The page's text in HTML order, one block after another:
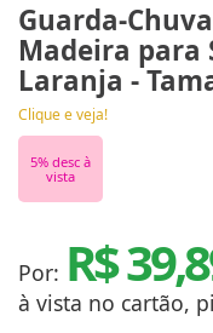
Guarda-
Madeira para
Laranja -
Clique e veja!
5% desc à
vista
Por: R$
à vista no cartão,